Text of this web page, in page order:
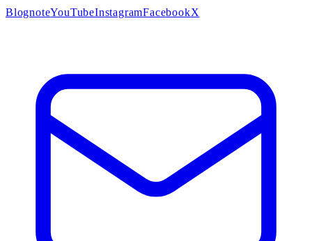
BlognoteYouTubeInstagramFacebookX